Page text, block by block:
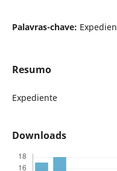
Palavras-chave:
Resumo
Expediente
Downloads